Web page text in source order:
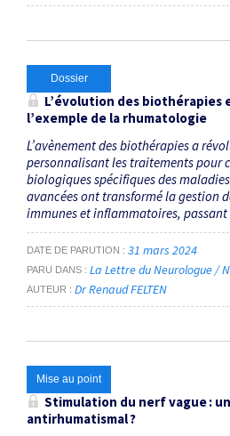
Dossier
L’évolution des biothérapies
l’exemple de la rhumatologie
L’avènement des biothérapies a
personnalisant les traitements pour
biologiques spécifiques des
avancées ont transformé la gestion
immunes et inflammatoires, passant
DATE DE PARUTION 31 mars 2024
PARU DANS La Lettre du Neurologue /
AUTEUR Dr Renaud FELTEN
Mise au point
Stimulation du nerf vague :
antirhumatismal ?